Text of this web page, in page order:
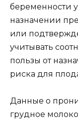
беременности
назначении
или
учитывать
пользы от
риска для
Данные о
грудное молоко